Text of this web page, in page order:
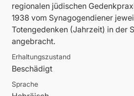
regionalen jüdischen
1938 vom Synagogendiener
Totengedenken (Jahrzeit) in der
angebracht.
Erhaltungszustand
Beschädigt
Sprache